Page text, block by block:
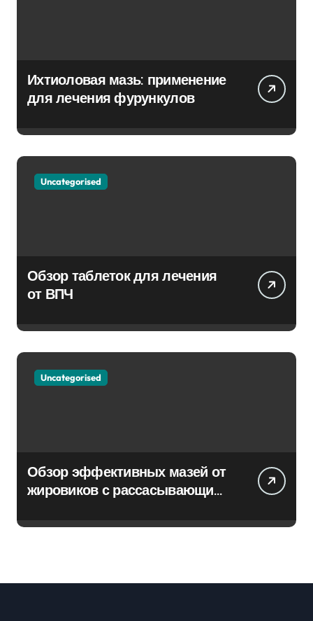
Ихтиоловая мазь: применение
для лечения фурункулов
Uncategorised
Обзор таблеток для лечения
от ВПЧ
Uncategorised
Обзор эффективных мазей от
жировиков с рассасывающим